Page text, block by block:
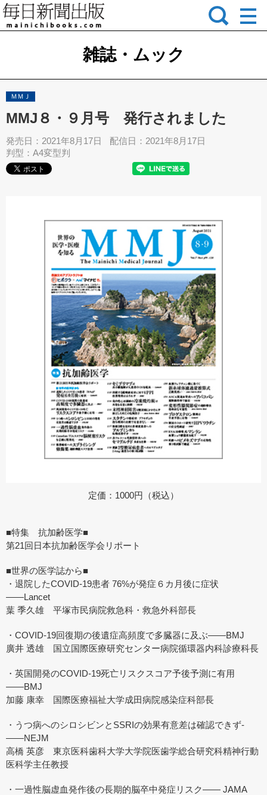
雑誌・ムック
ＭＭＪ
MMJ８・９月号 発行されました
発売日：2021年8月17日
配信日：2021年8月17日
判型：A4変型判
定価：1000円（税込）
■特集 抗加齢医学■
第21回日本抗加齢医学会リポート
■世界の医学誌から■
・退院したCOVID-19患者 76%が発症６カ月後に症状
――Lancet
葉 季久雄 平塚市民病院救急科・救急外科部長
・COVID-19回復期の後遺症高頻度で多臓器に及ぶ――BMJ
廣井 透雄 国立国際医療研究センター病院循環器内科診療科長
・英国開発のCOVID-19死亡リスクスコア予後予測に有用
――BMJ
加藤 康幸 国際医療福祉大学成田病院感染症科部長
・うつ病へのシロシビンとSSRIの効果有意差は確認できず-
――NEJM
高橋 英彦 東京医科歯科大学大学院医歯学総合研究科精神行動
医科学主任教授
・一過性脳虚血発作後の長期的脳卒中発症リスク―― JAMA